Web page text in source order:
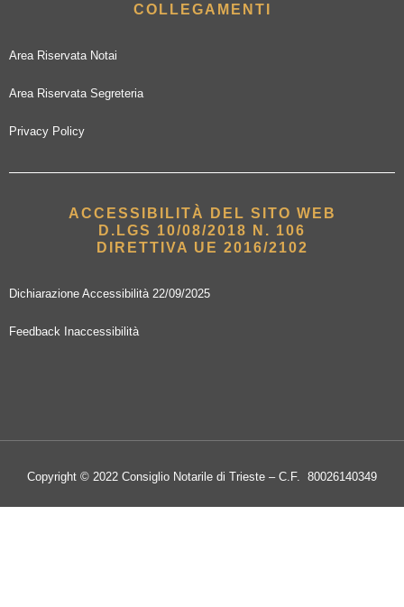
COLLEGAMENTI
Area Riservata Notai
Area Riservata Segreteria
Privacy Policy
ACCESSIBILITÀ DEL SITO WEB
D.LGS 10/08/2018 N. 106
DIRETTIVA UE 2016/2102
Dichiarazione Accessibilità 22/09/2025
Feedback Inaccessibilità
Copyright © 2022 Consiglio Notarile di Trieste – C.F. 80026140349